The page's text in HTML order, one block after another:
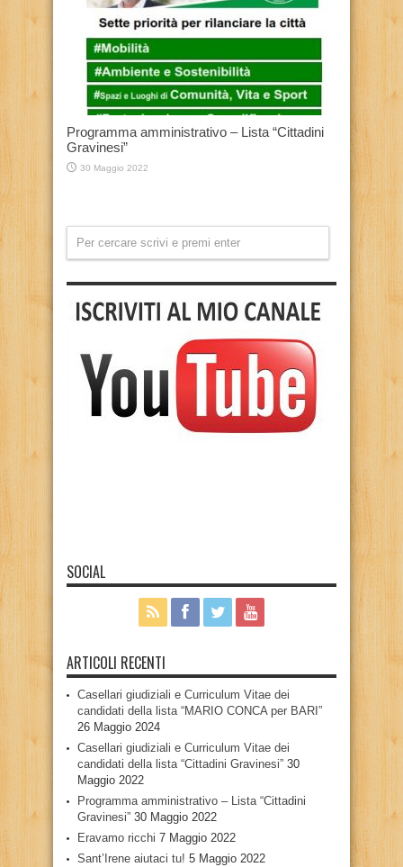
Programma amministrativo – Lista “Cittadini
Gravinesi”
30 Maggio 2022
SOCIAL
ARTICOLI RECENTI
Casellari giudiziali e Curriculum Vitae dei
candidati della lista “MARIO CONCA per BARI”
26 Maggio 2024
Casellari giudiziali e Curriculum Vitae dei
candidati della lista “Cittadini Gravinesi” 30
Maggio 2022
Programma amministrativo – Lista “Cittadini
Gravinesi” 30 Maggio 2022
Eravamo ricchi 7 Maggio 2022
Sant’Irene aiutaci tu! 5 Maggio 2022